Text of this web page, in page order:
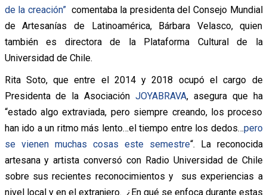
de la creación”comentaba la presidenta del Consejo Mundial
de Artesanías de Latinoamérica, Bárbara Velasco, quien
también es directora de la Plataforma Cultural de la
Universidad de Chile.
Rita Soto, que entre el 2014 y 2018 ocupó el cargo de
Presidenta de la Asociación JOYABRAVA, asegura que ha
“estado algo extraviada, pero siempre creando, los proceso
han ido a un ritmo más lento…el tiempo entre los dedos…pero
se vienen muchas cosas este semestre“. La reconocida
artesana y artista conversó con Radio Universidad de Chile
sobre sus recientes reconocimientos y sus experiencias a
nivel local y en el extranjero. ¿En qué se enfoca durante estas